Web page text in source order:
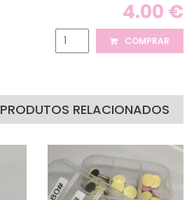
4.00 €
COMPRAR
PRODUTOS RELACIONADOS